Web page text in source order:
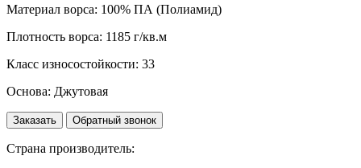
Материал ворса: 100% ПА (Полиамид)
Плотность ворса: 1185 г/кв.м
Класс износостойкости: 33
Основа: Джутовая
Заказать Обратный звонок
Страна производитель: